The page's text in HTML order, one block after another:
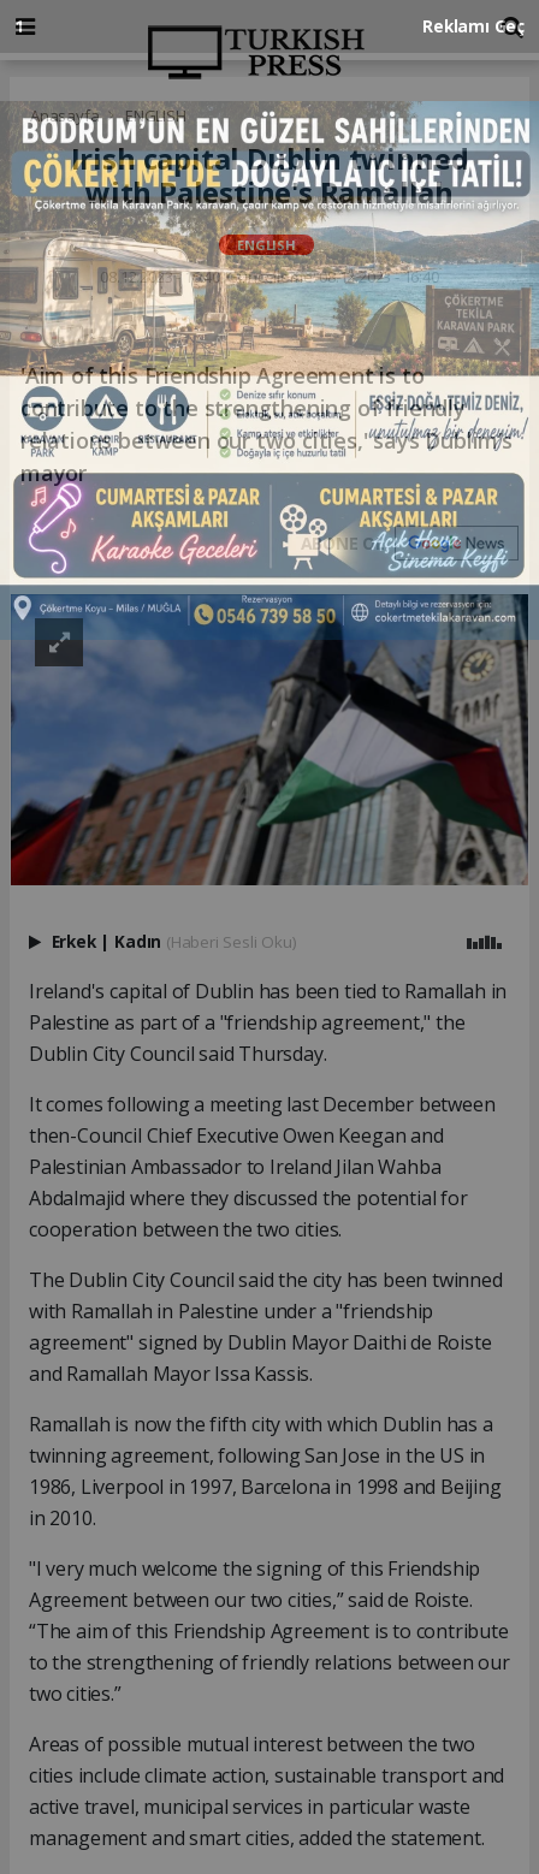
Anasayfa ENGLISH
Irish capital Dublin twinned
with Palestine's Ramallah
ENGLISH
08.12.2023 - 16:40, Güncelleme: 08.12.2023 - 16:40
'Aim of this Friendship Agreement is to
contribute to the strengthening of friendly
relations between our two cities,' says Dublim’s
mayor
ABONE OL
Erkek | Kadın (Haberi Sesli Oku)
Ireland's capital of Dublin has been tied to Ramallah in
Palestine as part of a "friendship agreement," the
Dublin City Council said Thursday.
It comes following a meeting last December between
then-Council Chief Executive Owen Keegan and
Palestinian Ambassador to Ireland Jilan Wahba
Abdalmajid where they discussed the potential for
cooperation between the two cities.
The Dublin City Council said the city has been twinned
with Ramallah in Palestine under a "friendship
agreement" signed by Dublin Mayor Daithi de Roiste
and Ramallah Mayor Issa Kassis.
Ramallah is now the fifth city with which Dublin has a
twinning agreement, following San Jose in the US in
1986, Liverpool in 1997, Barcelona in 1998 and Beijing
in 2010.
"I very much welcome the signing of this Friendship
Agreement between our two cities,” said de Roiste.
“The aim of this Friendship Agreement is to contribute
to the strengthening of friendly relations between our
two cities.”
Areas of possible mutual interest between the two
cities include climate action, sustainable transport and
active travel, municipal services in particular waste
management and smart cities, added the statement.